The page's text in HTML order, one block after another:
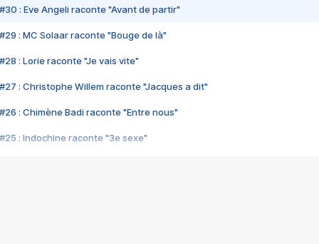
#30 : Eve Angeli raconte "Avant de partir"
#29 : MC Solaar raconte "Bouge de là"
#28 : Lorie raconte "Je vais vite"
#27 : Christophe Willem raconte "Jacques a dit"
#26 : Chimène Badi raconte "Entre nous"
#25 : Indochine raconte "3e sexe"